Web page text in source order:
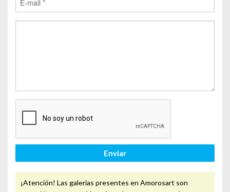
Enviar
¡Atención! Las galerias presentes en Amorosart son